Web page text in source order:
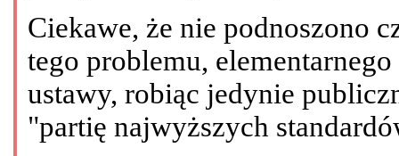
Ciekawe, że nie podnoszono
tego problemu,
ustawy, robiąc jedynie
"partię najwyższych